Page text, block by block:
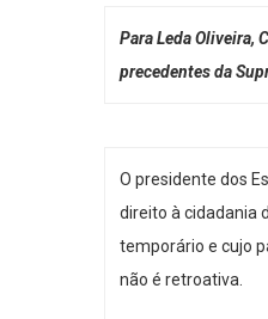
Para Leda Oliveira,
precedentes da
O presidente dos
direito à cidadania
temporário e cujo
não é retroativa.